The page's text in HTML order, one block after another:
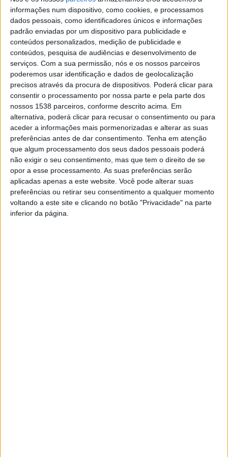
informações num dispositivo, como cookies, e processamos
dados pessoais, como identificadores únicos e informações
padrão enviadas por um dispositivo para publicidade e
conteúdos personalizados, medição de publicidade e
conteúdos, pesquisa de audiências e desenvolvimento de
serviços. Com a sua permissão, nós e os nossos parceiros
poderemos usar identificação e dados de geolocalização
precisos através da procura de dispositivos. Poderá clicar para
consentir o processamento por nossa parte e pela parte dos
nossos 1538 parceiros, conforme descrito acima. Em
alternativa, poderá clicar para recusar o consentimento ou para
aceder a informações mais pormenorizadas e alterar as suas
preferências antes de dar consentimento. Tenha em atenção
que algum processamento dos seus dados pessoais poderá
não exigir o seu consentimento, mas que tem o direito de se
opor a esse processamento. As suas preferências serão
aplicadas apenas a este website. Você pode alterar suas
preferências ou retirar seu consentimento a qualquer momento
voltando a este site e clicando no botão "Privacidade" na parte
inferior da página.
Shopping terão instalados stands temporários com
todas as condições para a dádiva, geridos pelas equipas
do Instituto Português do Sangue e da Transplantação
(IPST), a partir de amanhã e até dia 15 de julho, das 14h
às 20h.
Sob o mote “Neste Campeonato defendemos todos a
mesma causa”, o grupo Mundicenter e o Instituto
Português do Sangue e da Transplantação (IPST) unem
forças novamente nesta ação solidária que, por ter
lugar em diversos centros comerciais, “permite captar
novos dadores de sangue que, pela facilidade e